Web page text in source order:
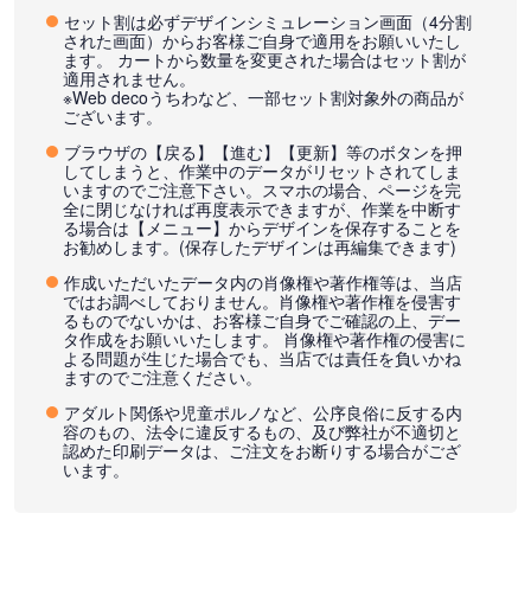
セット割は必ずデザインシミュレーション画面（4分割
された画面）からお客様ご自身で適用をお願いいたし
ます。 カートから数量を変更された場合はセット割が
適用されません。
※Web decoうちわなど、一部セット割対象外の商品が
ございます。
ブラウザの【戻る】【進む】【更新】等のボタンを押
してしまうと、作業中のデータがリセットされてしま
いますのでご注意下さい。スマホの場合、ページを完
全に閉じなければ再度表示できますが、作業を中断す
る場合は【メニュー】からデザインを保存することを
お勧めします。(保存したデザインは再編集できます)
作成いただいたデータ内の肖像権や著作権等は、当店
ではお調べしておりません。肖像権や著作権を侵害す
るものでないかは、お客様ご自身でご確認の上、デー
タ作成をお願いいたします。 肖像権や著作権の侵害に
よる問題が生じた場合でも、当店では責任を負いかね
ますのでご注意ください。
アダルト関係や児童ポルノなど、公序良俗に反する内
容のもの、法令に違反するもの、及び弊社が不適切と
認めた印刷データは、ご注文をお断りする場合がござ
います。